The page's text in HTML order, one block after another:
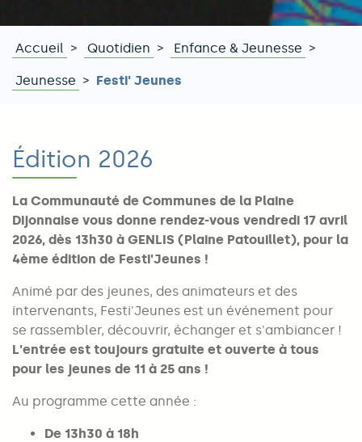
Fil
Accueil Quotidien Enfance & Jeunesse
Jeunesse Festi' Jeunes
Édition 2026
La Communauté de Communes de la Plaine
Dijonnaise vous donne rendez-vous vendredi 17 avril
2026, dès 13h30 à GENLIS (Plaine Patouillet), pour la
4ème édition de Festi'Jeunes !
Animé par des jeunes, des animateurs et des
intervenants, Festi'Jeunes est un événement pour
se rassembler, découvrir, échanger et s'ambiancer !
L'entrée est toujours gratuite et ouverte à tous
pour les jeunes de 11 à 25 ans !
Au programme cette année :
De 13h30 à 18h